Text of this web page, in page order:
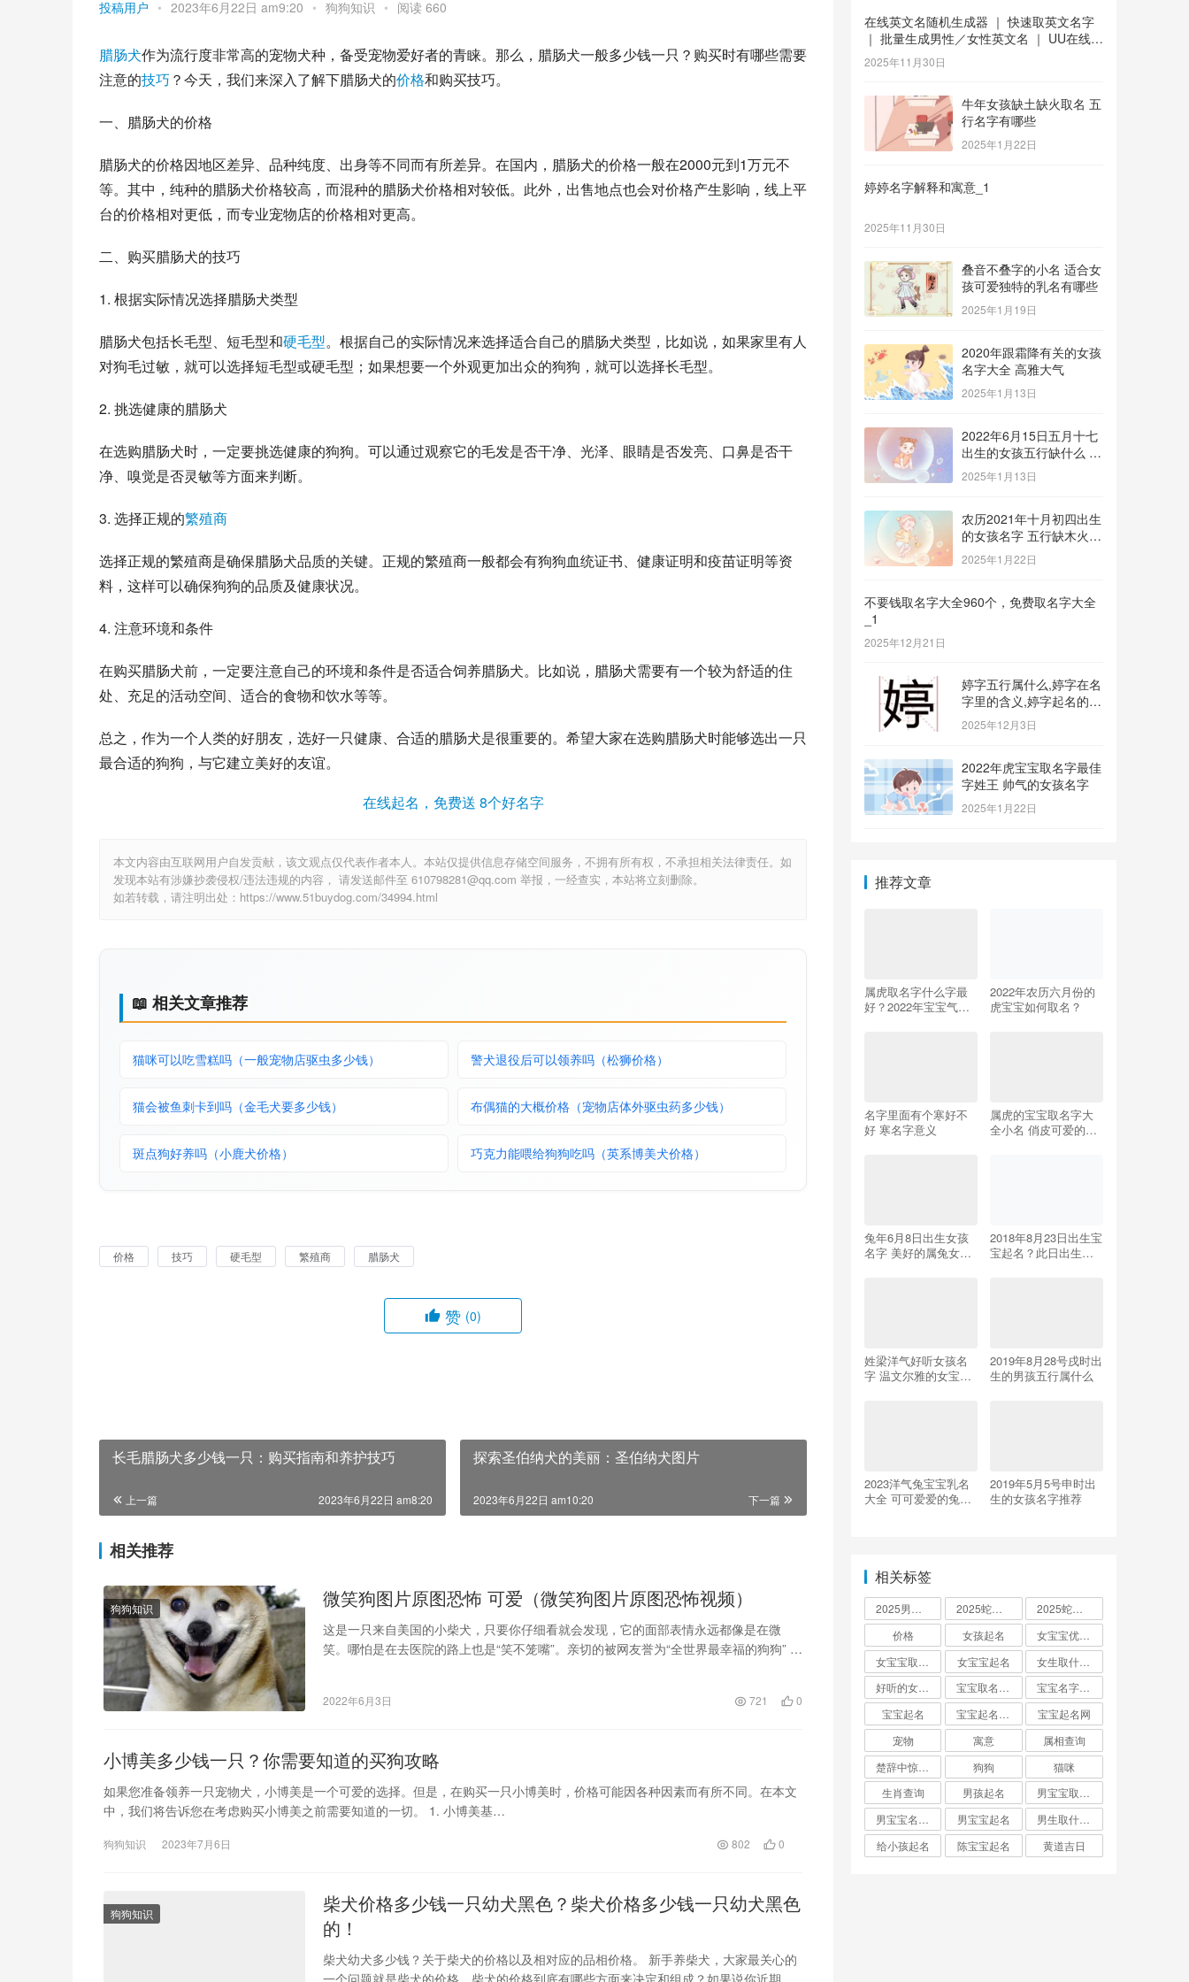
投稿用户 • 2023年6月22日 am9:20 • 狗狗知识 • 阅读 660
腊肠犬作为流行度非常高的宠物犬种，备受宠物爱好者的青睐。那么，腊肠犬一般多少钱一只？购买时有哪些需要
注意的技巧 ？今天，我们来深入了解下腊肠犬的价格和购买技巧。
一、腊肠犬的价格
腊肠犬的价格因地区差异、品种纯度、出身等不同而有所差异。在国内，腊肠犬的价格一般在2000元到1万元不
等。其中，纯种的腊肠犬价格较高，而混种的腊肠犬价格相对较低。此外，出售地点也会对价格产生影响，线上平
台的价格相对更低，而专业宠物店的价格相对更高。
二、购买腊肠犬的技巧
1. 根据实际情况选择腊肠犬类型
腊肠犬包括长毛型、短毛型和硬毛型。根据自己的实际情况来选择适合自己的腊肠犬类型，比如说，如果家里有人
对狗毛过敏，就可以选择短毛型或硬毛型；如果想要一个外观更加出众的狗狗，就可以选择长毛型。
2. 挑选健康的腊肠犬
在选购腊肠犬时，一定要挑选健康的狗狗。可以通过观察它的毛发是否干净、光泽、眼睛是否发亮、口鼻是否干
净、嗅觉是否灵敏等方面来判断。
3. 选择正规的繁殖商
选择正规的繁殖商是确保腊肠犬品质的关键。正规的繁殖商一般都会有狗狗血统证书、健康证明和疫苗证明等资
料，这样可以确保狗狗的品质及健康状况。
4. 注意环境和条件
在购买腊肠犬前，一定要注意自己的环境和条件是否适合饲养腊肠犬。比如说，腊肠犬需要有一个较为舒适的住
处、充足的活动空间、适合的食物和饮水等等。
总之，作为一个人类的好朋友，选好一只健康、合适的腊肠犬是很重要的。希望大家在选购腊肠犬时能够选出一只
最合适的狗狗，与它建立美好的友谊。
在线起名，免费送 8个好名字
本文内容由互联网用户自发贡献，该文观点仅代表作者本人。本站仅提供信息存储空间服务，不拥有所有权，不承担相关法律责任。如
发现本站有涉嫌抄袭侵权/违法违规的内容， 请发送邮件至 610798281@qq.com 举报，一经查实，本站将立刻删除。
如若转载，请注明出处：https://www.51buydog.com/34994.html
📖 相关文章推荐
猫咪可以吃雪糕吗（一般宠物店驱虫多少钱） 警犬退役后可以领养吗（松狮价格）
猫会被鱼刺卡到吗（金毛犬要多少钱） 布偶猫的大概价格（宠物店体外驱虫药多少钱）
斑点狗好养吗（小鹿犬价格） 巧克力能喂给狗狗吃吗（英系博美犬价格）
价格 技巧 硬毛型 繁殖商 腊肠犬
赞 (0)
长毛腊肠犬多少钱一只：购买指南和养护技巧
上一篇 2023年6月22日 am8:20
探索圣伯纳犬的美丽：圣伯纳犬图片
下一篇
2023年6月22日 am10:20
相关推荐
狗狗知识 微笑狗图片原图恐怖 可爱（微笑狗图片原图恐怖视频）
这是一只来自美国的小柴犬，只要你仔细看就会发现，它的面部表情永远都像是在微
笑。哪怕是在去医院的路上也是“笑不笼嘴”。亲切的被网友誉为“全世界最幸福的狗狗” 大
2022年6月3日 721 0
小博美多少钱一只？你需要知道的买狗攻略
如果您准备领养一只宠物犬，小博美是一个可爱的选择。但是，在购买一只小博美时，价格可能因各种因素而有所不同。在本文
中，我们将告诉您在考虑购买小博美之前需要知道的一切。 1. 小博美基…
狗狗知识 2023年7月6日 802 0
狗狗知识
柴犬价格多少钱一只幼犬黑色？柴犬价格多少钱一只幼犬黑色
的！
柴犬幼犬多少钱？关于柴犬的价格以及相对应的品相价格。 新手养柴犬，大家最关心的
一个问题就是柴犬的价格。柴犬的价格到底有哪些方面来决定和组成？如果说你近期也
在线英文名随机生成器 ｜ 快速取英文名字
｜ 批量生成男性／女性英文名 ｜ UU在线工
具 _1
2025年11月30日
牛年女孩缺土缺火取名 五
行名字有哪些
2025年1月22日
婷婷名字解释和寓意_1
2025年11月30日
叠音不叠字的小名 适合女
孩可爱独特的乳名有哪些
2025年1月19日
2020年跟霜降有关的女孩
名字大全 高雅大气
2025年1月13日
2022年6月15日五月十七
出生的女孩五行缺什么 补
金的名字推荐
2025年1月13日
农历2021年十月初四出生
的女孩名字 五行缺木火八
字免费取名
2025年1月22日
不要钱取名字大全960个，免费取名字大全
_1
2025年12月21日
婷字五行属什么,婷字在名
字里的含义,婷字起名的寓
意_1
2025年12月3日
2022年虎宝宝取名字最佳
字姓王 帅气的女孩名字
2025年1月22日
推荐文章
属虎取名字什么字最
好？2022年宝宝气质
2022年农历六月份的
虎宝宝如何取名？
名字里面有个寒好不
好 寒名字意义
属虎的宝宝取名字大
全小名 俏皮可爱的乳
兔年6月8日出生女孩
名字 美好的属兔女宝
2018年8月23日出生宝
宝起名？此日出生宝
姓梁洋气好听女孩名
字 温文尔雅的女宝宝
2019年8月28号戌时出
生的男孩五行属什么
2023洋气兔宝宝乳名
大全 可可爱爱的兔年
2019年5月5号申时出
生的女孩名字推荐
相关标签
价格
女孩起名
女宝宝起名
宝宝起名
宝宝起名网
宠物
寓意
属相查询
狗狗
猫咪
生肖查询
男孩起名
男宝宝起名
给小孩起名
陈宝宝起名 黄道吉日